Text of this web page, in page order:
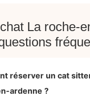
La roche-
réserver un cat
ardenne ?